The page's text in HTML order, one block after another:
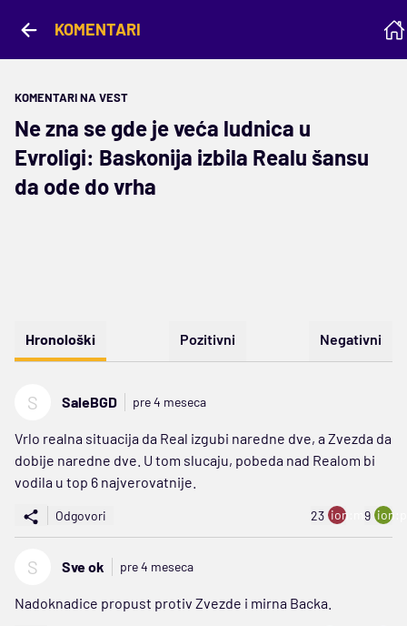
KOMENTARI
KOMENTARI NA VEST
Ne zna se gde je veća ludnica u
Evroligi: Baskonija izbila Realu šansu
da ode do vrha
Hronološki Pozitivni Negativni
S SaleBGD pre 4 meseca
Vrlo realna situacija da Real izgubi naredne dve, a Zvezda da
dobije naredne dve. U tom slucaju, pobeda nad Realom bi
vodila u top 6 najverovatnije.
Odgovori 23 ion:minus
9
S Sve ok pre 4 meseca
Nadoknadice propust protiv Zvezde i mirna Backa.